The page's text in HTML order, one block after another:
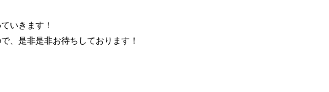
いきます！
、是非是非お待ちしております！